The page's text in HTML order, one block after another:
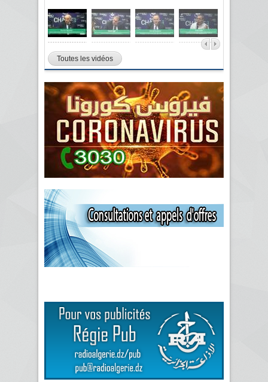
Toutes les vidéos